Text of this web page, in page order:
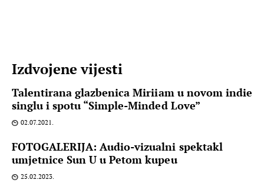
Izdvojene vijesti
Talentirana glazbenica Miriiam u novom indie
singlu i spotu “Simple-Minded Love”
02.07.2021.
FOTOGALERIJA: Audio-vizualni spektakl
umjetnice Sun U u Petom kupeu
25.02.2023.